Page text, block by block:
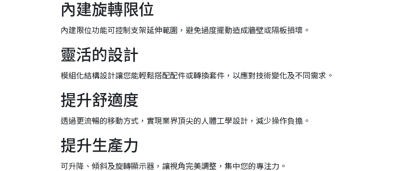
內建旋轉限位
內建限位功能可控制支架延伸範圍，避免過度擺動造成牆壁或隔板損壞。
靈活的設計
模組化結構設計讓您能輕鬆搭配配件或轉換套件，以應對技術變化及不同需求。
提升舒適度
透過更流暢的移動方式，實現業界頂尖的人體工學設計，減少操作負擔。
提升生產力
可升降、傾斜及旋轉顯示器，讓視角完美調整，集中您的專注力。